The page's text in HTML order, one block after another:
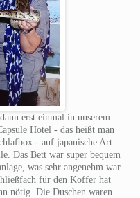
erst einmal in unserem
Hotel - das heißt man
- auf japanische Art.
Das Bett war super bequem
was sehr angenehm war.
für den Koffer hat
nötig. Die Duschen waren